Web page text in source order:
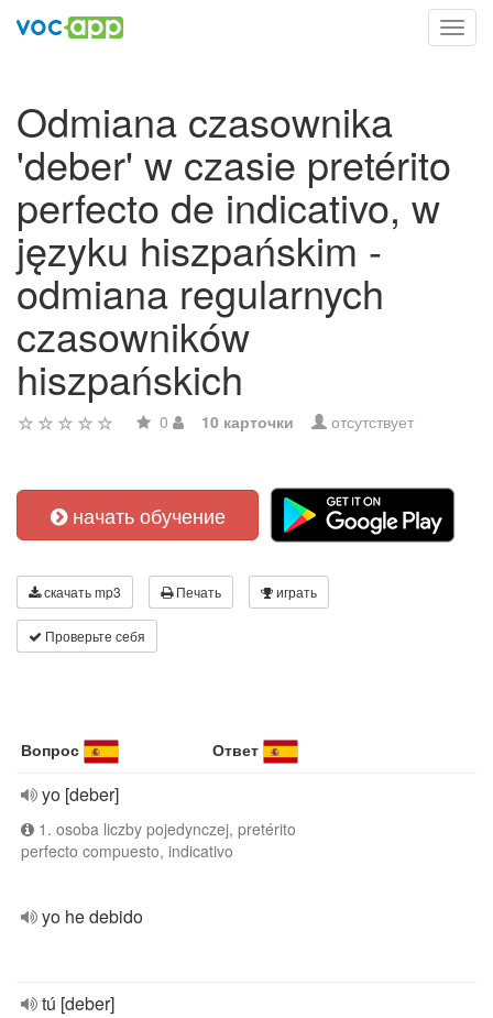
Odmiana czasownika
'deber' w czasie pretérito
perfecto de indicativo, w
języku hiszpańskim -
odmiana regularnych
czasowników
hiszpańskich
0 10 карточки отсутствует
начать обучение
скачать mp3 Печать играть
Проверьте себя
Вопрос Ответ
yo [deber]
1. osoba liczby pojedynczej, pretérito
perfecto compuesto, indicativo
yo he debido
tú [deber]